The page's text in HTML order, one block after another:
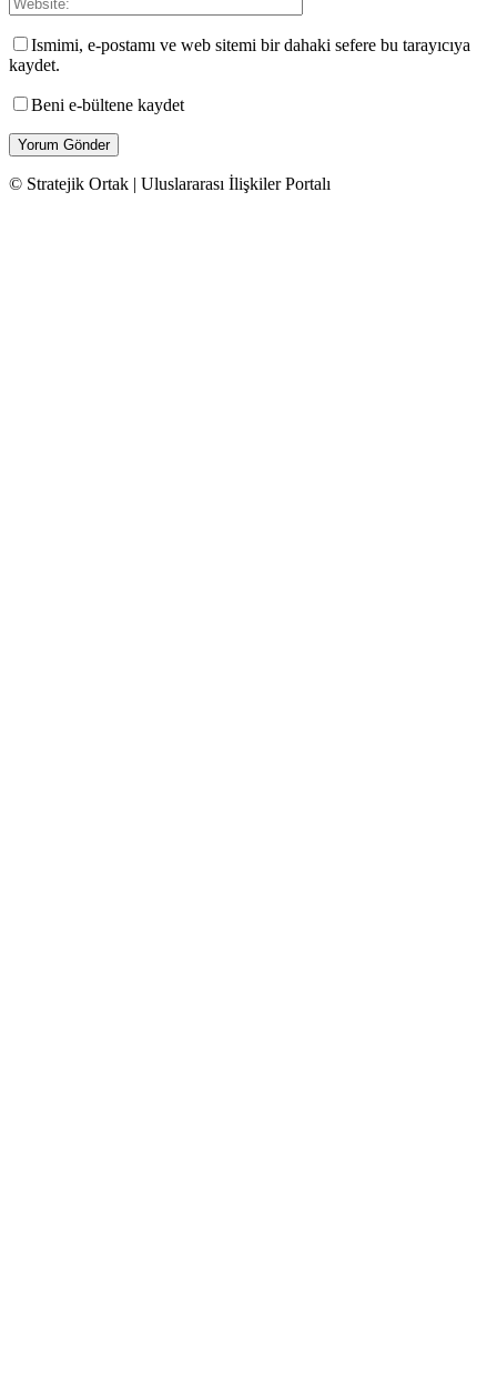
Ismimi, e-postamı ve web sitemi bir dahaki sefere bu tarayıcıya
kaydet.
Beni e-bültene kaydet
© Stratejik Ortak | Uluslararası İlişkiler Portalı